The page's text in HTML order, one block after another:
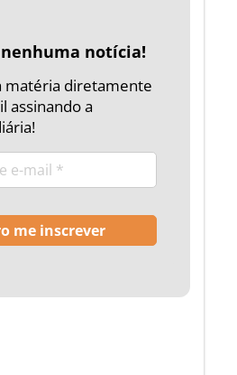
notícia!
matéria diretamente
assinando a